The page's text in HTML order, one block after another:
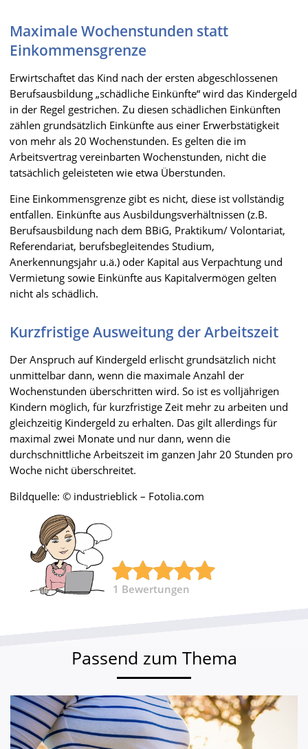
Maximale Wochenstunden statt
Einkommensgrenze
Erwirtschaftet das Kind nach der ersten abgeschlossenen
Berufsausbildung „schädliche Einkünfte“ wird das Kindergeld
in der Regel gestrichen. Zu diesen schädlichen Einkünften
zählen grundsätzlich Einkünfte aus einer Erwerbstätigkeit
von mehr als 20 Wochenstunden. Es gelten die im
Arbeitsvertrag vereinbarten Wochenstunden, nicht die
tatsächlich geleisteten wie etwa Überstunden.
Eine Einkommensgrenze gibt es nicht, diese ist vollständig
entfallen. Einkünfte aus Ausbildungsverhältnissen (z.B.
Berufsausbildung nach dem BBiG, Praktikum/ Volontariat,
Referendariat, berufsbegleitendes Studium,
Anerkennungsjahr u.ä.) oder Kapital aus Verpachtung und
Vermietung sowie Einkünfte aus Kapitalvermögen gelten
nicht als schädlich.
Kurzfristige Ausweitung der Arbeitszeit
Der Anspruch auf Kindergeld erlischt grundsätzlich nicht
unmittelbar dann, wenn die maximale Anzahl der
Wochenstunden überschritten wird. So ist es volljährigen
Kindern möglich, für kurzfristige Zeit mehr zu arbeiten und
gleichzeitig Kindergeld zu erhalten. Das gilt allerdings für
maximal zwei Monate und nur dann, wenn die
durchschnittliche Arbeitszeit im ganzen Jahr 20 Stunden pro
Woche nicht überschreitet.
Bildquelle: © industrieblick – Fotolia.com
1 Bewertungen
Passend zum Thema